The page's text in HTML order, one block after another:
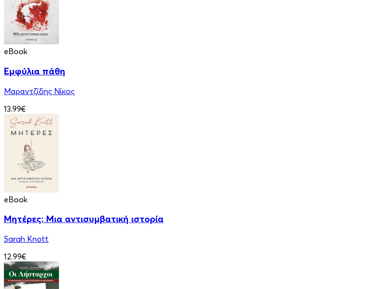
eBook
Εμφύλια πάθη
Μαραντζίδης Νίκος
13.99€
eBook
Μητέρες: Μια αντισυμβατική ιστορία
Sarah Knott
12.99€